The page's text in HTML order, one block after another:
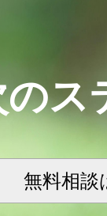
のス
無料相